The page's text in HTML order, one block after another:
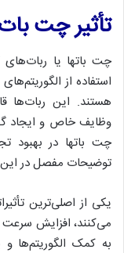
تأثیر چت
چت باتها یا
استفاده از
هستند. این ربات‌ها
وظایف خاص و ایجاد
چت باتها در بهبود
توضیحات مفصل در این
یکی از اصلی‌ترین
می‌کنند، افزایش
به کمک الگوریتم‌ها